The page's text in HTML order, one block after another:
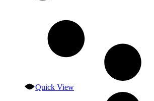
Quick View